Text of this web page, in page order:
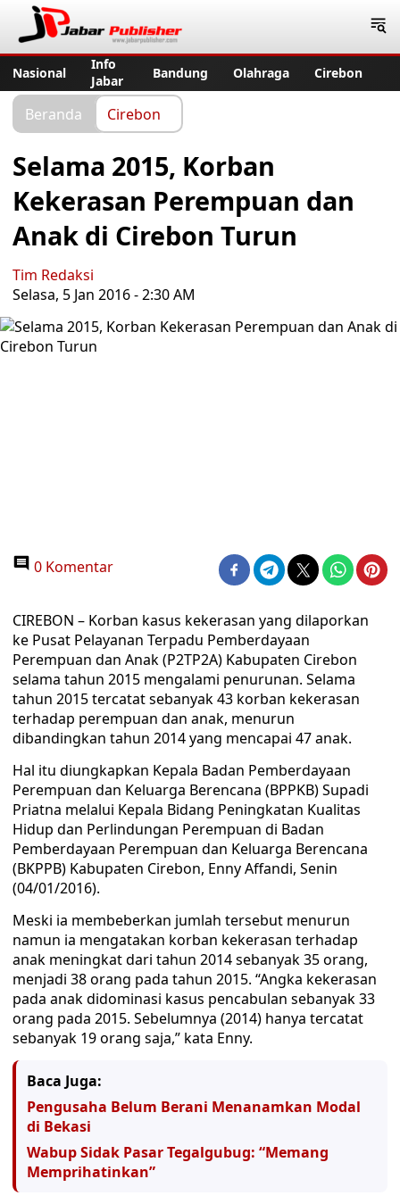
Nasional
Info
Jabar
Bandung Olahraga Cirebon
Beranda Cirebon
Selama 2015, Korban
Kekerasan Perempuan dan
Anak di Cirebon Turun
Tim Redaksi
Selasa, 5 Jan 2016 - 2:30 AM
0 Komentar
CIREBON – Korban kasus kekerasan yang dilaporkan
ke Pusat Pelayanan Terpadu Pemberdayaan
Perempuan dan Anak (P2TP2A) Kabupaten Cirebon
selama tahun 2015 mengalami penurunan. Selama
tahun 2015 tercatat sebanyak 43 korban kekerasan
terhadap perempuan dan anak, menurun
dibandingkan tahun 2014 yang mencapai 47 anak.
Hal itu diungkapkan Kepala Badan Pemberdayaan
Perempuan dan Keluarga Berencana (BPPKB) Supadi
Priatna melalui Kepala Bidang Peningkatan Kualitas
Hidup dan Perlindungan Perempuan di Badan
Pemberdayaan Perempuan dan Keluarga Berencana
(BKPPB) Kabupaten Cirebon, Enny Affandi, Senin
(04/01/2016).
Meski ia membeberkan jumlah tersebut menurun
namun ia mengatakan korban kekerasan terhadap
anak meningkat dari tahun 2014 sebanyak 35 orang,
menjadi 38 orang pada tahun 2015. “Angka kekerasan
pada anak didominasi kasus pencabulan sebanyak 33
orang pada 2015. Sebelumnya (2014) hanya tercatat
sebanyak 19 orang saja,” kata Enny.
Baca Juga:
Pengusaha Belum Berani Menanamkan Modal
di Bekasi
Wabup Sidak Pasar Tegalgubug: “Memang
Memprihatinkan”